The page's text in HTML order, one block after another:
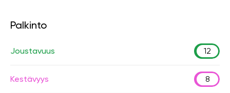
Palkinto
Joustavuus 12
Kestävyys 8